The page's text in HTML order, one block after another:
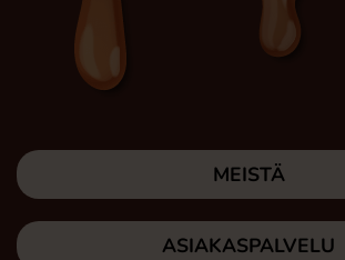
MEISTÄ
ASIAKASPALVELU